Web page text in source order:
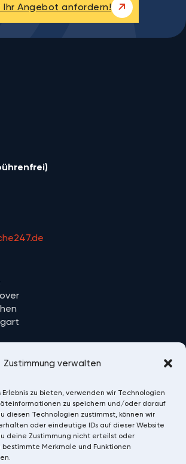
Zustimmung verwalten
zu bieten, verwenden wir Technologien
zu speichern und/oder darauf
diesen Technologien zustimmst, können wir
oder eindeutige IDs auf dieser Website
deine Zustimmung nicht erteilst oder
bestimmte Merkmale und Funktionen
Angebot anfordern!